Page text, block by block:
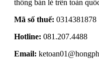
thống bán lẻ trên toàn
Mã số thuế: 0314381878
Hotline: 081.207.4488
Email: